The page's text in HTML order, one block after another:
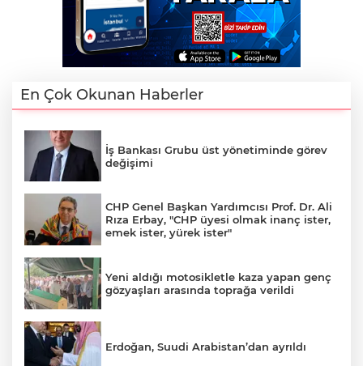
En Çok Okunan Haberler
İş Bankası Grubu üst yönetiminde görev
değişimi
CHP Genel Başkan Yardımcısı Prof. Dr. Ali
Rıza Erbay, "CHP üyesi olmak inanç ister,
emek ister, yürek ister"
Yeni aldığı motosikletle kaza yapan genç
gözyaşları arasında toprağa verildi
Erdoğan, Suudi Arabistan’dan ayrıldı